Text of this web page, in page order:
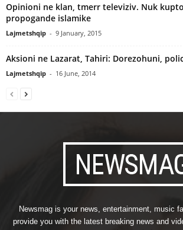
Opinioni ne klan, tmerr televiziv. Nuk
propogande islamike
Lajmetshqip - 9 January, 2015
Aksioni ne Lazarat, Tahiri: Dorezohuni,
Lajmetshqip - 16 June, 2014
Newsmag is your news, entertainment, music
provide you with the latest breaking news and